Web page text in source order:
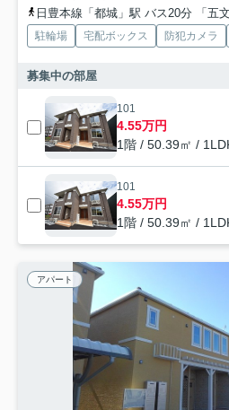
日豊本線「都城」駅 バス20分 「五
駐輪場 宅配ボックス 防犯カメラ
募集中の部屋
101
4.55万円
1階 / 50.39㎡ /
101
4.55万円
1階 / 50.39㎡ /
アパート